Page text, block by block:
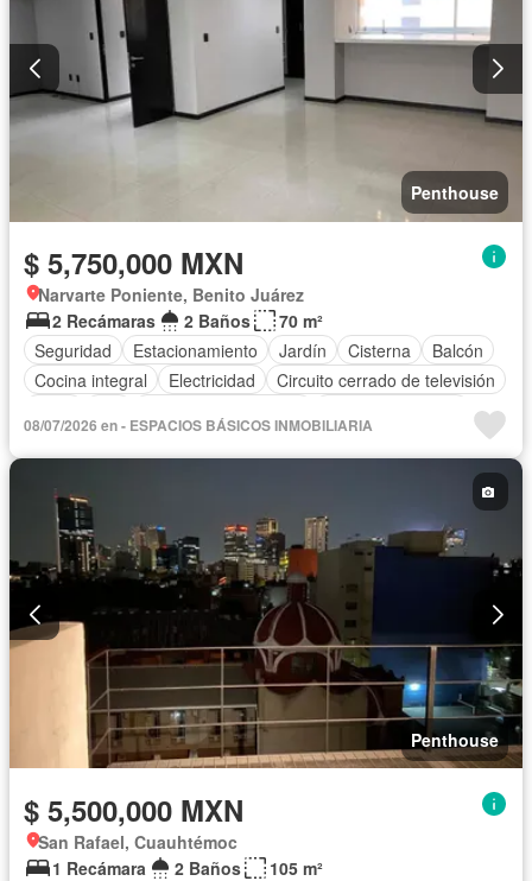
Penthouse
$ 5,750,000 MXN
Narvarte Poniente, Benito Juárez
2 Recámaras
2 Baños
70 m²
Seguridad
Estacionamiento Jardín Cisterna
Balcón
Cocina integral
Electricidad
Circuito cerrado de televisión
Permite niños
Sin amueblar
08/07/2026 en - ESPACIOS BÁSICOS INMOBILIARIA
Penthouse
$ 5,500,000 MXN
San Rafael, Cuauhtémoc
1 Recámara
2 Baños
105 m²